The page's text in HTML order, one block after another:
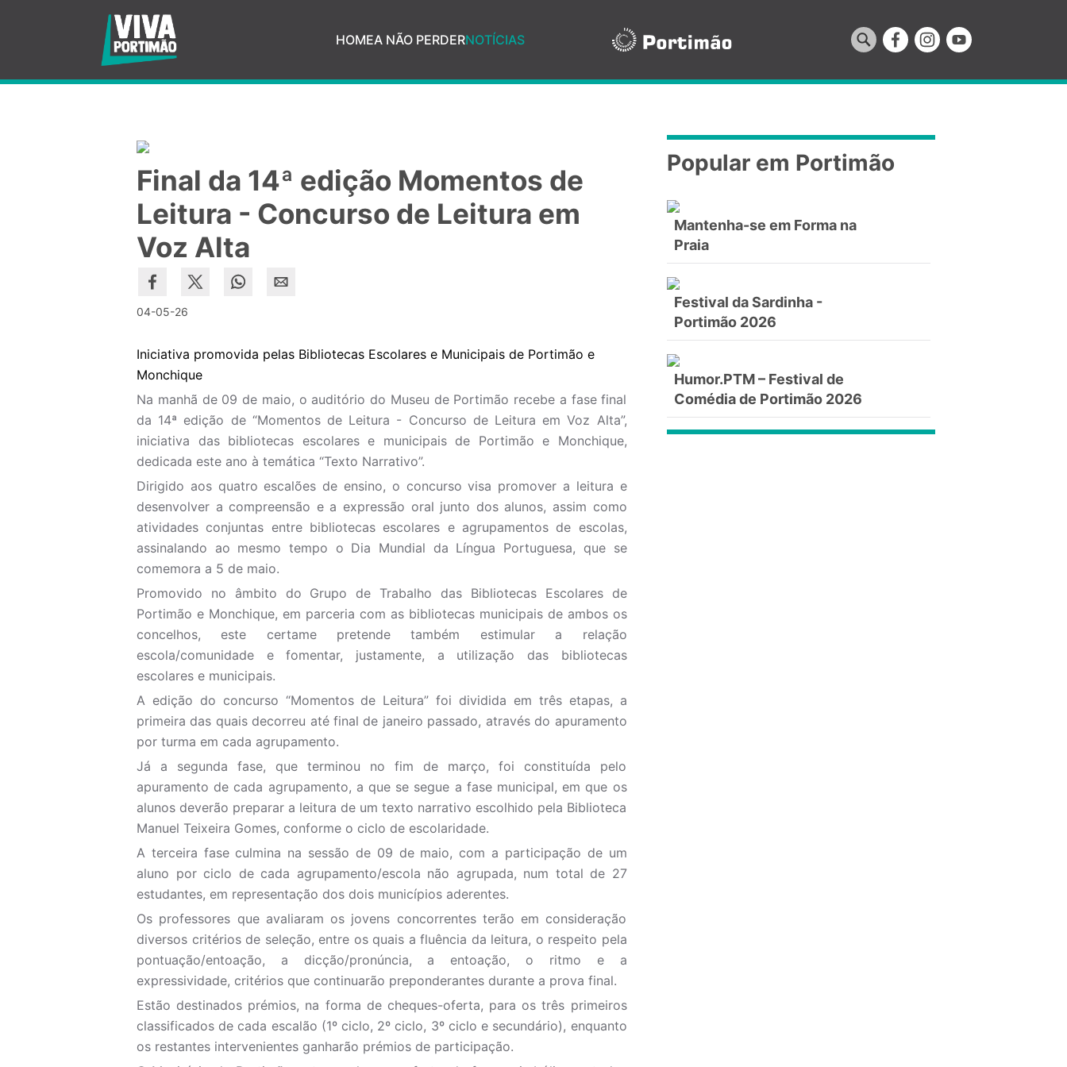
Saltar para o conteúdo principal HOMEA NÃO PERDERNOTÍCIAS
Final da 14ª edição Momentos de
Leitura - Concurso de Leitura em
Voz Alta
04-05-26
Iniciativa promovida pelas Bibliotecas Escolares e Municipais de Portimão e
Monchique
Na manhã de 09 de maio, o auditório do Museu de Portimão recebe a fase final
da 14ª edição de “Momentos de Leitura - Concurso de Leitura em Voz Alta”,
iniciativa das bibliotecas escolares e municipais de Portimão e Monchique,
dedicada este ano à temática “Texto Narrativo”.
Dirigido aos quatro escalões de ensino, o concurso visa promover a leitura e
desenvolver a compreensão e a expressão oral junto dos alunos, assim como
atividades conjuntas entre bibliotecas escolares e agrupamentos de escolas,
assinalando ao mesmo tempo o Dia Mundial da Língua Portuguesa, que se
comemora a 5 de maio.
Promovido no âmbito do Grupo de Trabalho das Bibliotecas Escolares de
Portimão e Monchique, em parceria com as bibliotecas municipais de ambos os
concelhos, este certame pretende também estimular a relação
escola/comunidade e fomentar, justamente, a utilização das bibliotecas
escolares e municipais.
A edição do concurso “Momentos de Leitura” foi dividida em três etapas, a
primeira das quais decorreu até final de janeiro passado, através do apuramento
por turma em cada agrupamento.
Já a segunda fase, que terminou no fim de março, foi constituída pelo
apuramento de cada agrupamento, a que se segue a fase municipal, em que os
alunos deverão preparar a leitura de um texto narrativo escolhido pela Biblioteca
Manuel Teixeira Gomes, conforme o ciclo de escolaridade.
A terceira fase culmina na sessão de 09 de maio, com a participação de um
aluno por ciclo de cada agrupamento/escola não agrupada, num total de 27
estudantes, em representação dos dois municípios aderentes.
Os professores que avaliaram os jovens concorrentes terão em consideração
diversos critérios de seleção, entre os quais a fluência da leitura, o respeito pela
pontuação/entoação, a dicção/pronúncia, a entoação, o ritmo e a
expressividade, critérios que continuarão preponderantes durante a prova final.
Estão destinados prémios, na forma de cheques-oferta, para os três primeiros
classificados de cada escalão (1º ciclo, 2º ciclo, 3º ciclo e secundário), enquanto
os restantes intervenientes ganharão prémios de participação.
Popular em Portimão
Mantenha-se em Forma na
Praia
Festival da Sardinha -
Portimão 2026
Humor.PTM – Festival de
Comédia de Portimão 2026